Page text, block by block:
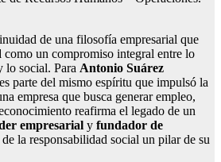
de una filosofía empresarial que
como un compromiso integral entre lo
lo social. Para Antonio Suárez
parte del mismo espíritu que impulsó la
empresa que busca generar empleo,
reafirma el legado de un
empresarial y fundador de
la responsabilidad social un pilar de su